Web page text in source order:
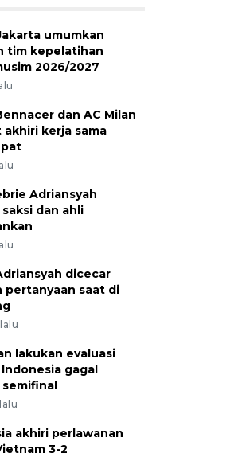
umumkan
tim kepelatihan
2026/2027
dan AC Milan
akhiri kerja sama
Adriansyah
dan ahli
dicecar
pertanyaan saat di
lakukan evaluasi
gagal
akhiri perlawanan
3-2